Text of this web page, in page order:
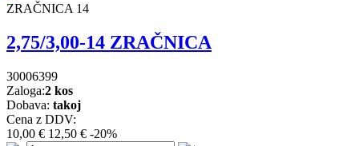
ZRAČNICA 14
2,75/3,00-14 ZRAČNICA
30006399
Zaloga:2 kos
Dobava: takoj
Cena z DDV:
10,00 € 12,50 € -20%